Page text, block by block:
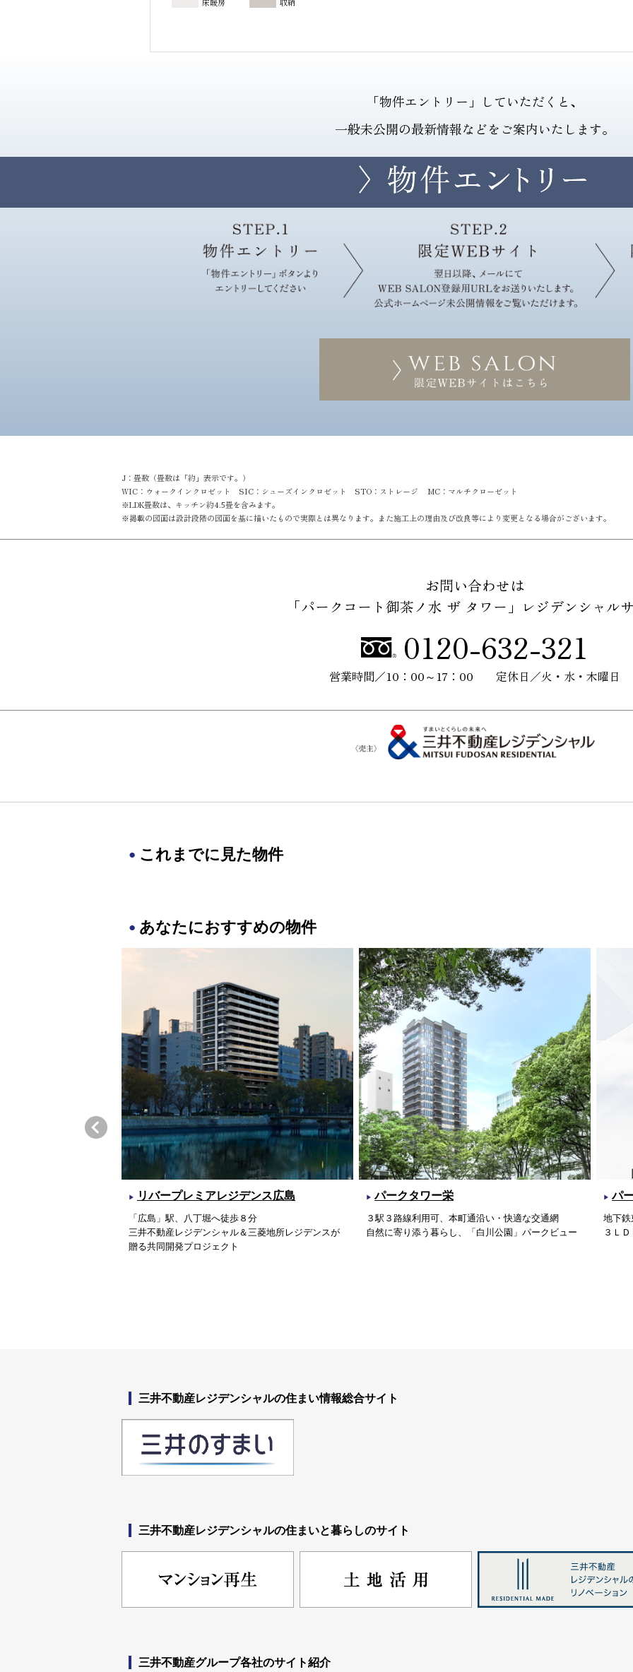
床暖房 収納
「物件エントリー」していただくと、
一般未公開の最新情報などをご案内いたします。
J：畳数（畳数は「約」表示です。）
WIC：ウォークインクロゼット SIC：シューズインクロゼット STO：ストレージ MC：マルチクローゼット
※LDK畳数は、キッチン約4.5畳を含みます。
※掲載の図面は設計段階の図面を基に描いたもので実際とは異なります。また施工上の理由及び改良等により変更となる場合がございます。
お問い合わせは
「パークコート御茶ノ水 ザ タワー」 レジデンシャル
0120-632-321
営業時間／10：00～17：00 定休日／火・水・木曜日
これまでに見た物件
あなたにおすすめの物件
リバープレミアレジデンス広島
「広島」駅、八丁堀へ徒歩８分
三井不動産レジデンシャル＆三菱地所レジデンスが
贈る共同開発プロジェクト
パークタワー栄
３駅３路線利用可、本町通沿い・快適な交通網
自然に寄り添う暮らし、「白川公園」パークビュー
パ
地下鉄
３Ｌ
三井不動産レジデンシャルの住まい情報総合サイト
三井不動産レジデンシャルの住まいと暮らしのサイト
三井不動産グループ各社のサイト紹介